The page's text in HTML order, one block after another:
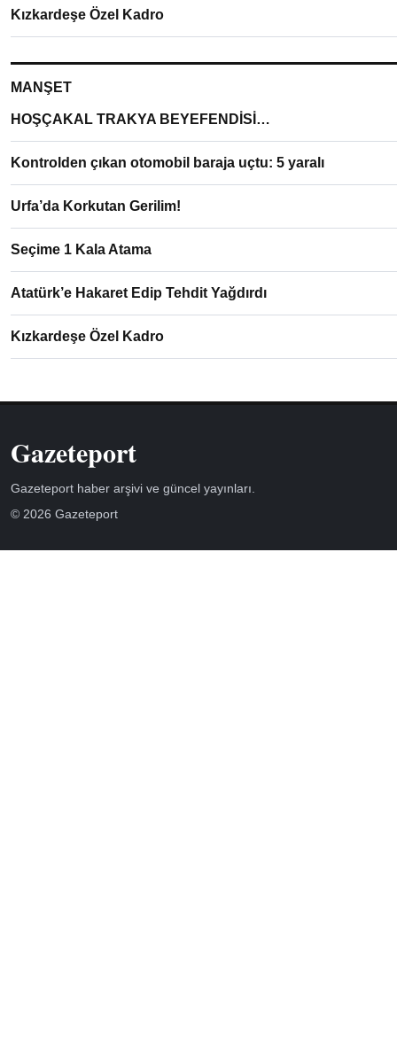
Kızkardeşe Özel Kadro
MANŞET
HOŞÇAKAL TRAKYA BEYEFENDİSİ…
Kontrolden çıkan otomobil baraja uçtu: 5 yaralı
Urfa’da Korkutan Gerilim!
Seçime 1 Kala Atama
Atatürk’e Hakaret Edip Tehdit Yağdırdı
Kızkardeşe Özel Kadro
Gazeteport
Gazeteport haber arşivi ve güncel yayınları.
© 2026 Gazeteport